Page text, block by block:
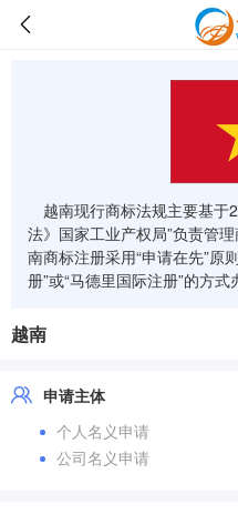
越南现行商标法规主要基于
法》国家工业产权局”负责管
南商标注册采用“申请在先”原
册”或“马德里国际注册”的方式
越南
申请主体
个人名义申请
公司名义申请